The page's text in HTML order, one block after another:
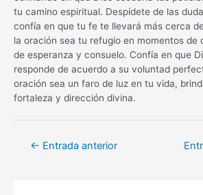
tu camino espiritual. Despídete de las
confía en que tu fe te llevará más cerca
la oración sea tu refugio en momentos
de esperanza y consuelo. Confía en que
responde de acuerdo a su voluntad
oración sea un faro de luz en tu vida,
fortaleza y dirección divina.
Navegación
← Entrada anterior